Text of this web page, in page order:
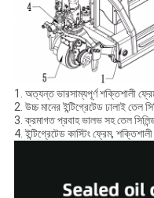
1. অত্যন্ত ভারসাম্যপূর্ণ শক্তিশালী
2. উচ্চ মানের ইন্টিগ্রেটেড ঢালাই তেল
3. ক্রমাগত প্রবাহ ভালভ সহ তেল
4. ইন্টিগ্রেটেড কাস্টিং ফ্রেম,